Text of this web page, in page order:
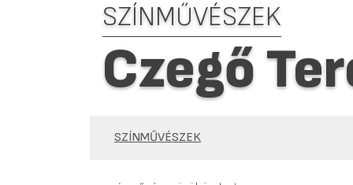
SZÍNMŰVÉSZEK
Czegő
SZÍNMŰVÉSZEK